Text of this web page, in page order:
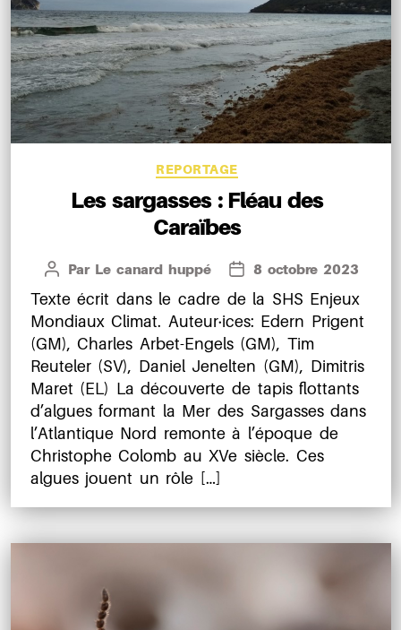
Catégories
REPORTAGE
Les sargasses : Fléau des
Caraïbes
Auteur
l’article
Par Le canard huppé
Date
de
l’article
8 octobre 2023
Texte écrit dans le cadre de la SHS Enjeux
Mondiaux Climat. Auteur·ices: Edern Prigent
(GM), Charles Arbet-Engels (GM), Tim
Reuteler (SV), Daniel Jenelten (GM), Dimitris
Maret (EL) La découverte de tapis flottants
d’algues formant la Mer des Sargasses dans
l’Atlantique Nord remonte à l’époque de
Christophe Colomb au XVe siècle. Ces
algues jouent un rôle […]